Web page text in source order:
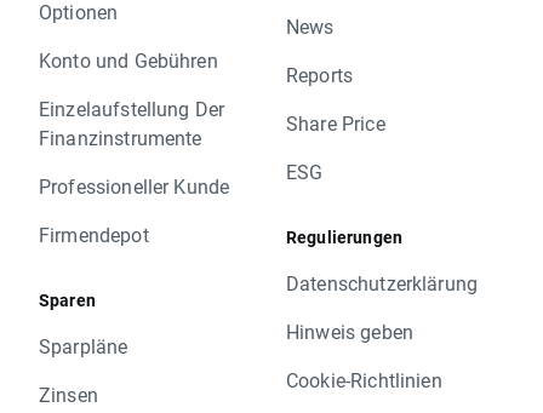
Optionen
Konto und Gebühren
Einzelaufstellung Der
Finanzinstrumente
Professioneller Kunde
Firmendepot
Sparen
Sparpläne
Zinsen
News
Reports
Share Price
ESG
Regulierungen
Datenschutzerklärung
Hinweis geben
Cookie-Richtlinien